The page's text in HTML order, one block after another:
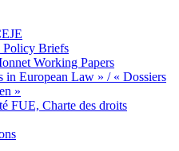
Policy Briefs
Working Papers
in European Law » / « Dossiers
»
FUE, Charte des droits